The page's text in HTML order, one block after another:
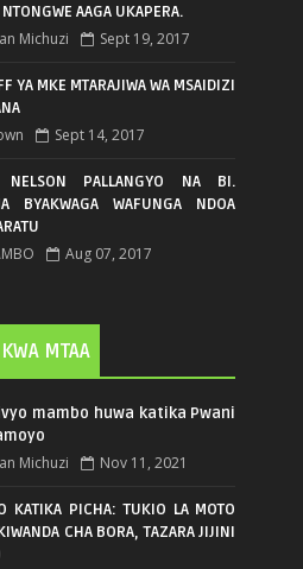
AAGA UKAPERA.
Michuzi Sept 19, 2017
YA MKE MTARAJIWA WA MSAIDIZI
Sept 14, 2017
NELSON PALLANGYO NA BI.
BYAKWAGA WAFUNGA NDOA
Aug 07, 2017
MTAA
mambo huwa katika Pwani
Michuzi Nov 11, 2021
KATIKA PICHA: TUKIO LA MOTO
CHA BORA, TAZARA JIJINI